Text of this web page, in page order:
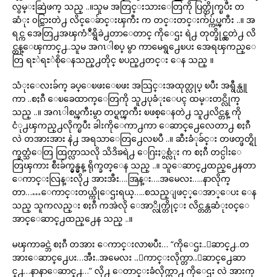
လွမ္းဆြဲဖက္ သည္ ..။သူမ အတြင္းသားေတြကို ပြတ္တိုက္ၿပီး တ
ဆံုး ၀င္သြားတဲ႕ လိင္ေခ်ာင္းၾကီး က တင္းတင္းက်ပ္က်ပ္ၾကီး ..။ အ
ရင္က အေတြ႕အၾကံဳရွိခဲ႕တာေတာင္ ကိုေဌး ရဲ႕ တုတ္ခိုင္လွတဲ႕ လိ
င္တန္ေၾကာင္႕..သူမ အဂၤါစပ္ မွာ ကာမေရွ႕ေၿပး အေရၾကည္ေ
တြ ရႊဲရႊဲစိုေနသည္႕တိုင္ ၿပည္႕တင္း ေန သည္ ။
သံုးေလးခ်က္ ခပ္ေၿဖးေၿဖး အသြင္းအထုတ္လုပ္ ၿပီး အရွီန္ယူ
ကာ ..စႏၵီ ေၿခေထာက္ေတြကို သူ႕ပုခံုးေပၚ ထမ္းတင္လိုက္
သည္ ..။ အဂၤါစပ္ၾကီးမွာ တပ္ရက္ၾကီး ၿဖစ္ေနတဲ႕ သူ႕လိင္တန္ ကို
ငံု႕ၾကည္႕လိုက္ၿပီး ခါးကိုေကာ႕ကာ ေဆာင္႕ေလေတာ႕ စႏၵီ
လဲ တအားအား နဲ႕ အရသာေတြ႕ေလၿပီ ..။ ဆီးခံုခ်င္း တဖတ္ဖတ္ရို
က္ခတ္သံေတြ ထြက္လာသလို သိဒိၶရဲ႕ ေဂြးႏွစ္လံုး က စႏၵီ တင္ပါးေ
တြၾကား စီးခ်က္မွန္မွန္ ရိုက္ခတ္ေန သည္ ..။ သူေဆာင္႕ထည္႕ေနတာ
ေကာင္းလြန္းလို႕ အားအီး….အြန္း….အမေလး…..နာလိုက္
တာ……ေကာင္းတယ္ကိုေဌးရယ္…..စသည္ျဖင့္ေအာ္ေပး ေန
သည္ သူကလည္း စႏၵီ ကအဲလို ေအာ္လိုက္တိုင္း လိင္တန္တဆံုး၀င္ေ
အာင္ေဆာင္႕ထည္႕ေန သည္ ..။
မၾကာခင္ဘဲ စႏၵီ တအား ေကာင္းလာၿပီး… “ကိုေဌး..ေဆာင္႕..တ
အားေဆာင္႕ေပး…အီး..အမေလး ..ေကာင္းလိုက္တာ..ေဆာင္႕ေဆာ
င္႕…နာနာေဆာင္႕…” လို႕ ေတာင္းခံလိုက္တာ႕ ကိုေဌး လဲ အားကု